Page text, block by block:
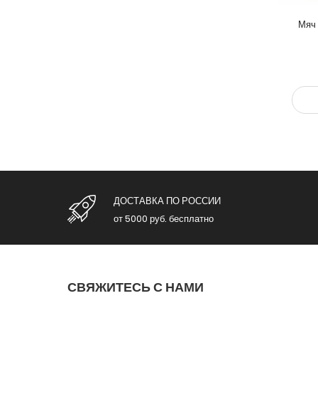
Мяч
ДОСТАВКА ПО РОССИИ
от 5000 руб. бесплатно
СВЯЖИТЕСЬ С НАМИ